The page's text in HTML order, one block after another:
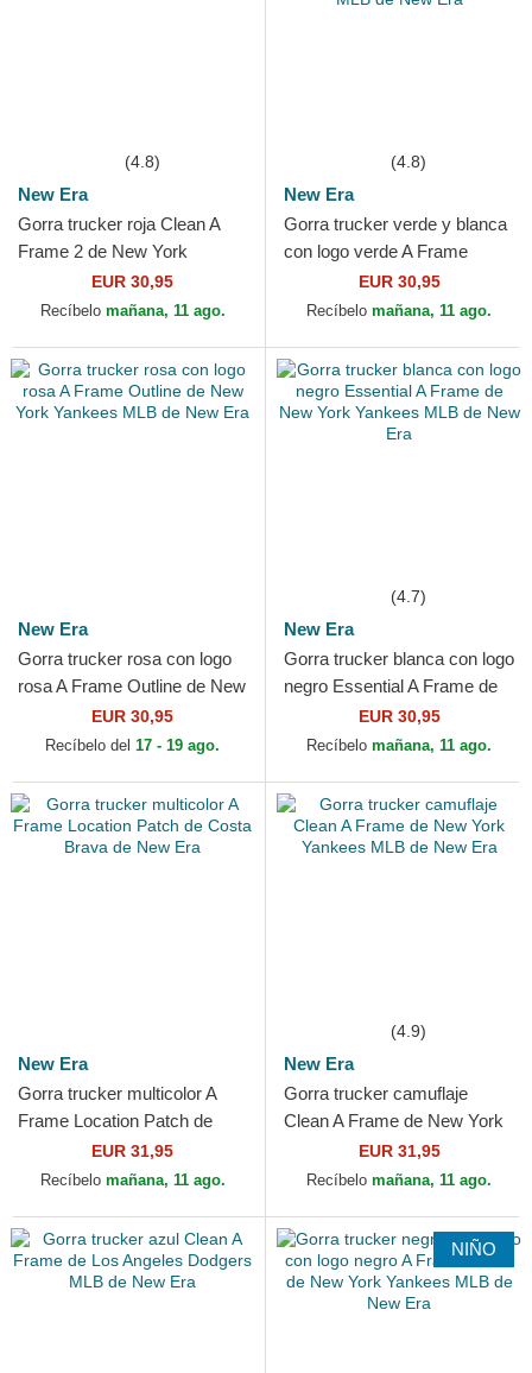
(4.8)
New Era
Gorra trucker roja Clean A
Frame 2 de New York
Yankees MLB de New Era
EUR 30,95
Recíbelo mañana, 11 ago.
(4.8)
New Era
Gorra trucker verde y blanca
con logo verde A Frame
League Essential de New
York Yankees MLB de...
EUR 30,95
Recíbelo mañana, 11 ago.
New Era
Gorra trucker rosa con logo
rosa A Frame Outline de New
York Yankees MLB de New
EUR 30,95
Recíbelo del 17 - 19 ago.
(4.7)
New Era
Gorra trucker blanca con logo
negro Essential A Frame de
New York Yankees MLB de
New Era
EUR 30,95
Recíbelo mañana, 11 ago.
New Era
Gorra trucker multicolor A
Frame Location Patch de
Costa Brava de New Era
EUR 31,95
Recíbelo mañana, 11 ago.
(4.9)
New Era
Gorra trucker camuflaje
Clean A Frame de New York
Yankees MLB de New Era
EUR 31,95
Recíbelo mañana, 11 ago.
NIÑO